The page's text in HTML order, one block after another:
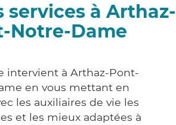
services à Arthaz-
Notre-Dame
intervient à Arthaz-Pont-
en vous mettant en
les auxiliaires de vie les
et les mieux adaptées à